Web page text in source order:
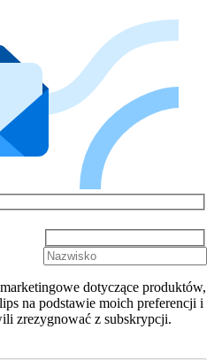
dotyczące produktów,
na podstawie moich preferencji i
zrezygnować z subskrypcji.